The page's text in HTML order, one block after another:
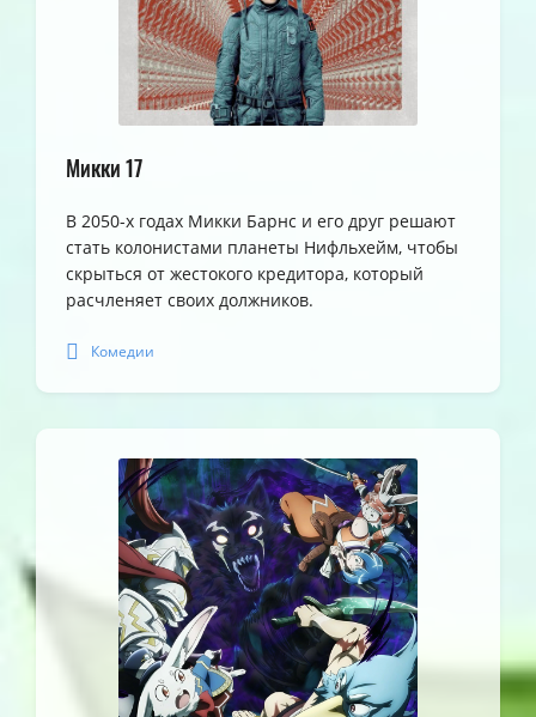
Микки 17
В 2050-х годах Микки Барнс и его друг решают
стать колонистами планеты Нифльхейм, чтобы
скрыться от жестокого кредитора, который
расчленяет своих должников.
Комедии